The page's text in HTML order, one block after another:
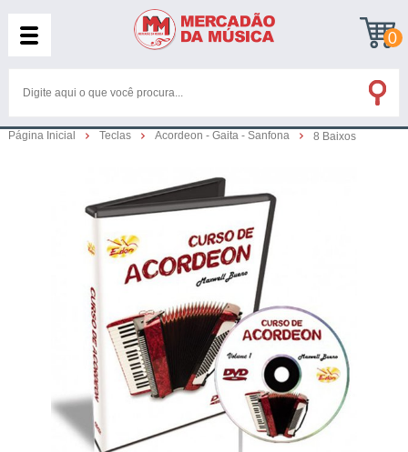
0
Página Inicial Teclas Acordeon - Gaita - Sanfona 8 Baixos